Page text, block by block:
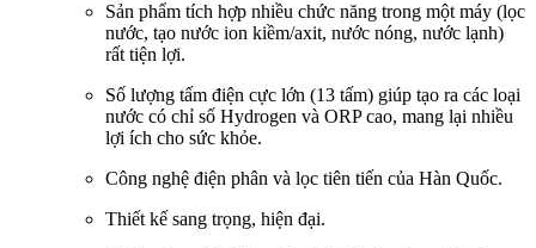
Sản phẩm tích hợp nhiều chức năng trong một máy (lọc
nước, tạo nước ion kiềm/axit, nước nóng, nước lạnh)
rất tiện lợi.
Số lượng tấm điện cực lớn (13 tấm) giúp tạo ra các loại
nước có chỉ số Hydrogen và ORP cao, mang lại nhiều
lợi ích cho sức khỏe.
Công nghệ điện phân và lọc tiên tiến của Hàn Quốc.
Thiết kế sang trọng, hiện đại.